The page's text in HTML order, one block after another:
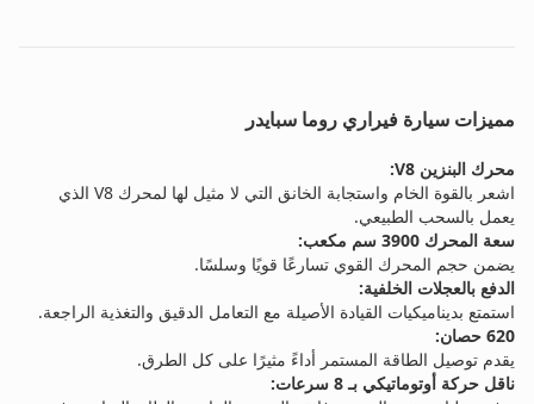
مميزات سيارة فيراري روما سبايدر
محرك البنزين V8:
اشعر بالقوة الخام واستجابة الخانق التي لا مثيل لها لمحرك V8 الذي
يعمل بالسحب الطبيعي.
سعة المحرك 3900 سم مكعب:
يضمن حجم المحرك القوي تسارعًا قويًا وسلسًا.
الدفع بالعجلات الخلفية:
استمتع بديناميكيات القيادة الأصيلة مع التعامل الدقيق والتغذية الراجعة.
620 حصان:
يقدم توصيل الطاقة المستمر أداءً مثيرًا على كل الطرق.
ناقل حركة أوتوماتيكي بـ 8 سرعات: